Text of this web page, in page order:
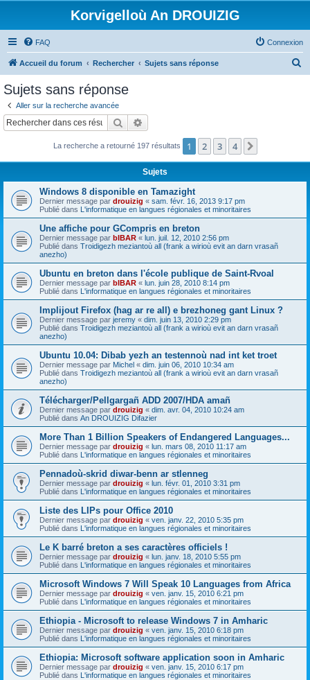
Korvigelloù An DROUIZIG
FAQ Connexion
Accueil du forum Rechercher Sujets sans réponse
c
Sujets sans réponse
Aller sur la recherche avancée
Rechercher
La recherche a retourné 197 résultats 1 2 3 4
Sujets
Windows 8 disponible en Tamazight
Dernier message par drouizig « sam. févr. 16, 2013 9:17 pm
Publié dans L'informatique en langues régionales et minoritaires
Une affiche pour GCompris en breton
Dernier message par bIBAR « lun. juil. 12, 2010 2:56 pm
Publié dans Troidigezh meziantoù all (frank a wirioù evit an darn vrasañ
anezho)
Ubuntu en breton dans l'école publique de Saint-Rvoal
Dernier message par bIBAR « lun. juin 28, 2010 8:14 pm
Publié dans L'informatique en langues régionales et minoritaires
Implijout Firefox (hag ar re all) e brezhoneg gant Linux ?
Dernier message par jeremy « dim. juin 13, 2010 2:29 pm
Publié dans Troidigezh meziantoù all (frank a wirioù evit an darn vrasañ
anezho)
Ubuntu 10.04: Dibab yezh an testennoù nad int ket troet
Dernier message par Michel « dim. juin 06, 2010 10:34 am
Publié dans Troidigezh meziantoù all (frank a wirioù evit an darn vrasañ
anezho)
Télécharger/Pellgargañ ADD 2007/HDA amañ
Dernier message par drouizig « dim. avr. 04, 2010 10:24 am
Publié dans An DROUIZIG Difazier
More Than 1 Billion Speakers of Endangered Languages...
Dernier message par drouizig « lun. mars 08, 2010 11:17 am
Publié dans L'informatique en langues régionales et minoritaires
Pennadoù-skrid diwar-benn ar stlenneg
Dernier message par drouizig « lun. févr. 01, 2010 3:31 pm
Publié dans L'informatique en langues régionales et minoritaires
Liste des LIPs pour Office 2010
Dernier message par drouizig « ven. janv. 22, 2010 5:35 pm
Publié dans L'informatique en langues régionales et minoritaires
Le K barré breton a ses caractères officiels !
Dernier message par drouizig « lun. janv. 18, 2010 5:55 pm
Publié dans L'informatique en langues régionales et minoritaires
Microsoft Windows 7 Will Speak 10 Languages from Africa
Dernier message par drouizig « ven. janv. 15, 2010 6:21 pm
Publié dans L'informatique en langues régionales et minoritaires
Ethiopia - Microsoft to release Windows 7 in Amharic
Dernier message par drouizig « ven. janv. 15, 2010 6:18 pm
Publié dans L'informatique en langues régionales et minoritaires
Ethiopia: Microsoft software application soon in Amharic
Dernier message par drouizig « ven. janv. 15, 2010 6:17 pm
Publié dans L'informatique en langues régionales et minoritaires